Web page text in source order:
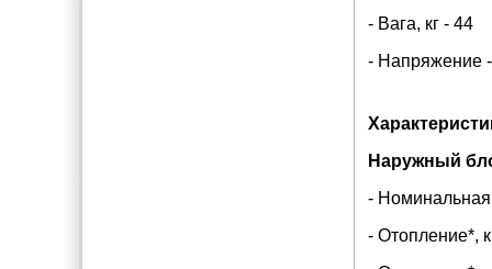
- Вага, кг - 44
- Напряжение
Наружный
- Номинальная
- Отопление*,